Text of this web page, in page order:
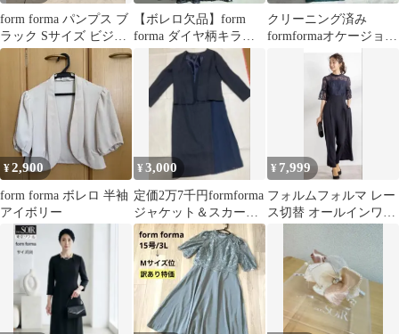
form forma パンプス ブ
ラック Sサイズ ビジュ
ーストラップ付き
【ボレロ欠品】form
forma ダイヤ柄キラキ
ラドレス 9 ネイビー
クリーニング済み
formformaオケージョン
ドレスM緑パンツセッ
¥2,900
form forma ボレロ 半袖
アイボリー
¥3,000
定価2万7千円formforma
ジャケット＆スカート
セットアップ入学式卒
業式
¥ 7,999
フォルムフォルマ レー
ス切替 オールインワン